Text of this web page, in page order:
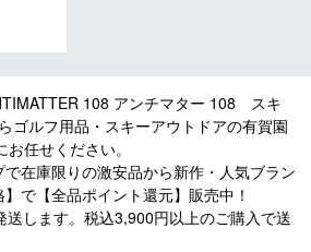
108 アンチマター 108 スキ
ゴルフ用品・スキーアウトドアの有賀園
任せください。
在庫限りの激安品から新作・人気ブラン
で【全品ポイント還元】販売中！
します。税込3,900円以上のご購入で送